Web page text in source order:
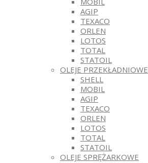
AGIP
TEXACO
ORLEN
LOTOS
TOTAL
STATOIL
OLEJE PRZEKŁADNIOWE
SHELL
MOBIL
AGIP
TEXACO
ORLEN
LOTOS
TOTAL
STATOIL
OLEJE SPRĘŻARKOWE